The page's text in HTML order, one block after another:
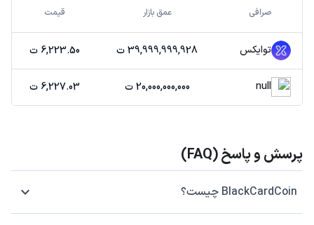
صرافی عمق بازار قیمت
توایکس 39,999,999,928 ت 6,223.50 ت
null 20,000,000,000 ت 6,227.03 ت
پرسش و پاسخ (FAQ)
BlackCardCoin چیست؟